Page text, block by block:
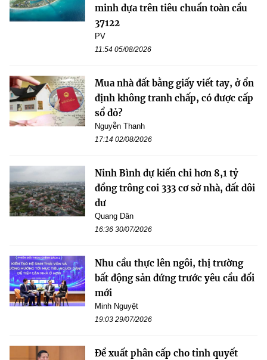
minh dựa trên tiêu chuẩn toàn cầu
37122
PV
11:54 05/08/2026
Mua nhà đất bằng giấy viết tay, ở ổn
định không tranh chấp, có được cấp
sổ đỏ?
Nguyễn Thanh
17:14 02/08/2026
Ninh Bình dự kiến chi hơn 8,1 tỷ
đồng trông coi 333 cơ sở nhà, đất dôi
dư
Quang Dân
16:36 30/07/2026
Nhu cầu thực lên ngôi, thị trường
bất động sản đứng trước yêu cầu đổi
mới
Minh Nguyệt
19:03 29/07/2026
Đề xuất phân cấp cho tỉnh quyết